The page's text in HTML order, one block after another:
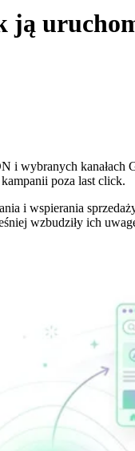
ją
wybranych
poza last click.
i wspierania
wzbudziły ich